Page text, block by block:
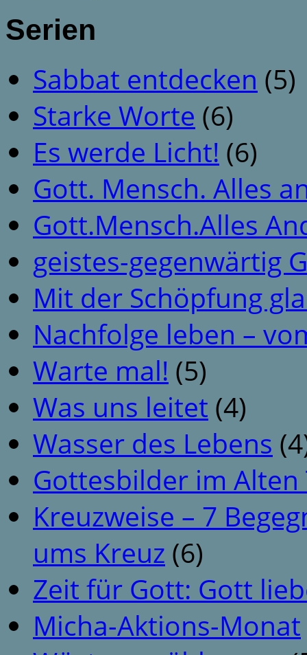
Serien
Sabbat entdecken (5)
Starke Worte (6)
Es werde Licht! (6)
Gott. Mensch. Alles
Gott.Mensch.Alles
geistes-gegenwärtig
Mit der Schöpfung
Nachfolge leben –
Warte mal! (5)
Was uns leitet (4)
Wasser des Lebens
Gottesbilder im
Kreuzweise – 7
ums Kreuz (6)
Zeit für Gott: Gott
Micha-Aktions-Monat